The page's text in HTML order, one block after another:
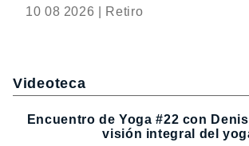
10 08 2026 | Retiro
Videoteca
Encuentro de Yoga #22 con
visión integral del